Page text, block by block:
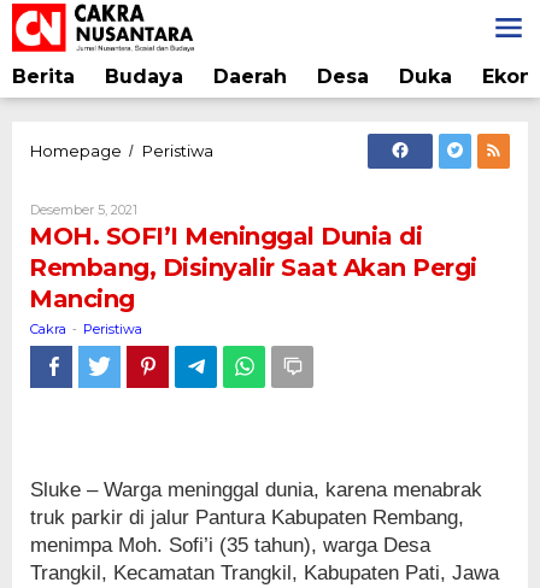
Lewati
ke
konten
Berita Budaya Daerah Desa Duka
Homepage / Peristiwa
Dunia
di
Rembang,
Akan
Pergi
Mancing
Desember 5, 2021
Cakra
MOH. SOFI’I Meninggal Dunia di
Rembang, Disinyalir Saat Akan Pergi
Mancing
Cakra - Peristiwa
Sluke – Warga meninggal dunia, karena menabrak
truk parkir di jalur Pantura Kabupaten Rembang,
menimpa Moh. Sofi’i (35 tahun), warga Desa
Trangkil, Kecamatan Trangkil, Kabupaten Pati, Jawa